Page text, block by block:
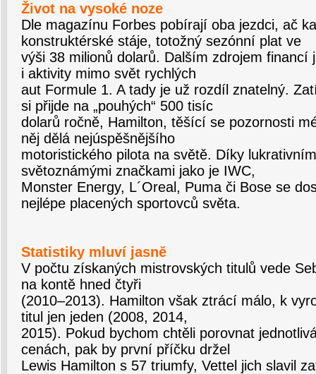
Život na vysoké noze
Dle magazínu Forbes pobírají oba jezdci, ač
konstruktérské stáje, totožný sezónní plat ve
výši 38 milionů dolarů. Dalším zdrojem financí
i aktivity mimo svět rychlých
aut Formule 1. A tady je už rozdíl znatelný.
si přijde na „pouhých“ 500 tisíc
dolarů ročně, Hamilton, těšící se pozornosti
něj dělá nejúspěšnějšího
motoristického pilota na světě. Díky
světoznámými značkami jako je IWC,
Monster Energy, L´Oreal, Puma či Bose se
nejlépe placených sportovců světa.
Statistiky mluví jasně
V počtu získaných mistrovských titulů vede
na kontě hned čtyři
(2010–2013). Hamilton však ztrácí málo, k
titul jen jeden (2008, 2014,
2015). Pokud bychom chtěli porovnat
cenách, pak by první příčku držel
Lewis Hamilton s 57 triumfy, Vettel jich slavil